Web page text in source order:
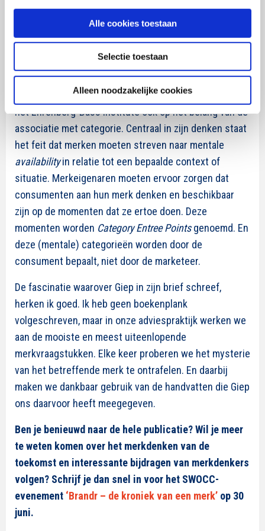
Alle cookies toestaan
Selectie toestaan
Alleen noodzakelijke cookies
van vandaag. En ook Philips koppelde
haar merk daarmee aan een ander associatiepad dat
andere betekenissen heeft voor zowel klanten als
stakeholders.
Vanuit een andere invalshoek wijst Byron Sharp van
het Ehrenberg-Bass institute ook op het belang van de
associatie met categorie. Centraal in zijn denken staat
het feit dat merken moeten streven naar mentale
availabilityin relatie tot een bepaalde context of
situatie. Merkeigenaren moeten ervoor zorgen dat
consumenten aan hun merk denken en beschikbaar
zijn op de momenten dat ze ertoe doen. Deze
momenten worden Category Entree Pointsgenoemd. En
deze (mentale) categorieën worden door de
consument bepaalt, niet door de marketeer.
De fascinatie waarover Giep in zijn brief schreef,
herken ik goed. Ik heb geen boekenplank
volgeschreven, maar in onze adviespraktijk werken we
aan de mooiste en meest uiteenlopende
merkvraagstukken. Elke keer proberen we het mysterie
van het betreffende merk te ontrafelen. En daarbij
maken we dankbaar gebruik van de handvatten die Giep
ons daarvoor heeft meegegeven.
Ben je benieuwd naar de hele publicatie? Wil je meer
te weten komen over het merkdenken van de
toekomst en interessante bijdragen van merkdenkers
volgen? Schrijf je dan snel in voor het SWOCC-
evenement ‘Brandr – de kroniek van een merk’ op 30
juni.